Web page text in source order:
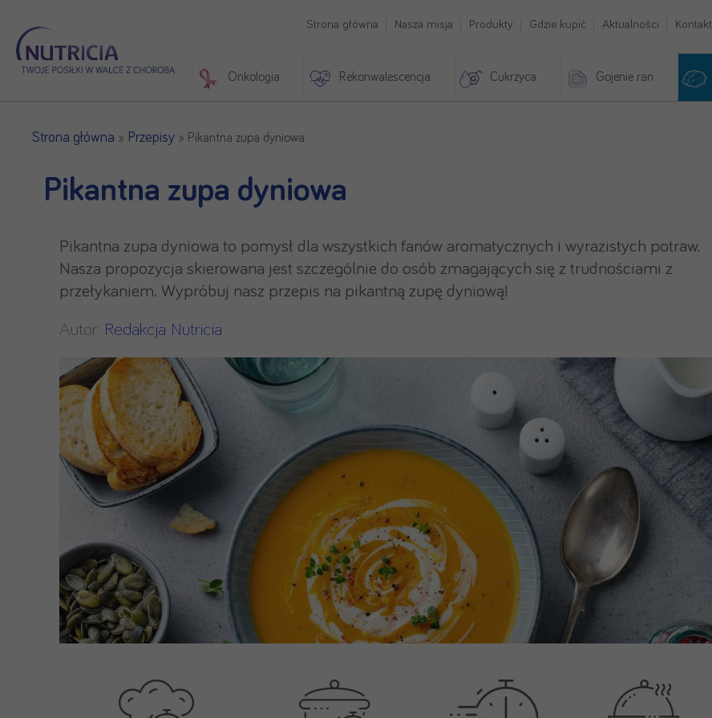
Strona główna Nasza misja Produkty Gdzie kupić Aktualności Kontakt
Onkologia Rekonwalescencja Cukrzyca Gojenie ran
Strona główna » Przepisy » Pikantna zupa dyniowa
Pikantna zupa dyniowa
Pikantna zupa dyniowa to pomysł dla wszystkich fanów aromatycznych i wyrazistych potraw.
Nasza propozycja skierowana jest szczególnie do osób zmagających się z trudnościami z
przełykaniem. Wypróbuj nasz przepis na pikantną zupę dyniową!
Autor: Redakcja Nutricia